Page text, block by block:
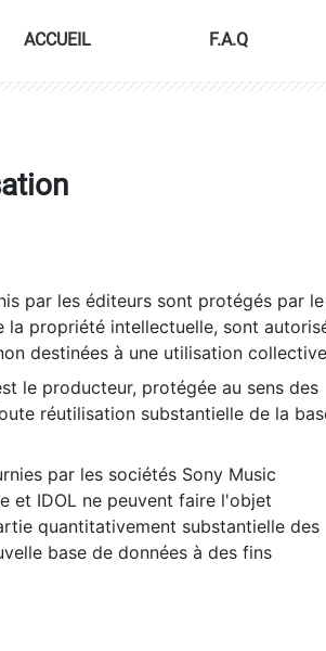
ACCUEIL F.A.Q
par les éditeurs sont protégés par
propriété intellectuelle, sont
destinées à une utilisation
le producteur, protégée au sens des
réutilisation substantielle de la
par les sociétés Sony Music
et IDOL ne peuvent faire l'objet
quantitativement substantielle des
base de données à des fins